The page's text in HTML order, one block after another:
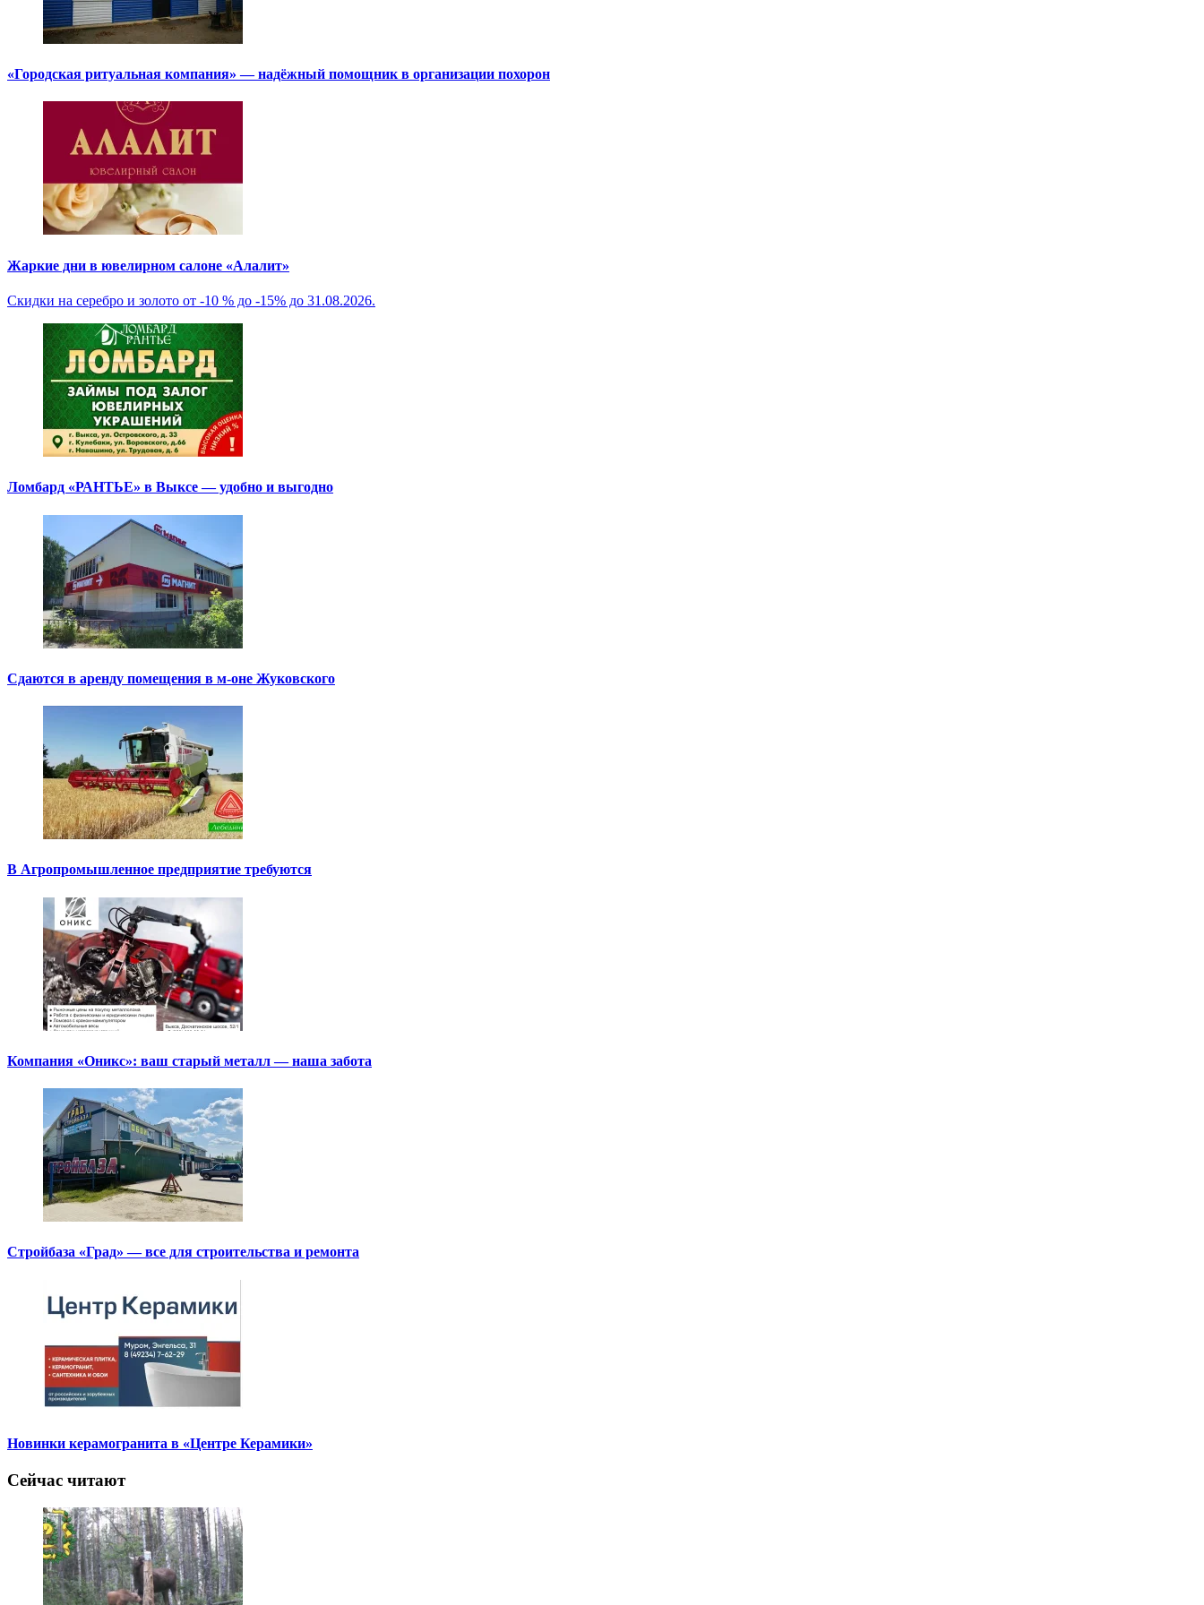
«Городская ритуальная компания» — надёжный помощник в организации похорон
Жаркие дни в ювелирном салоне «Алалит»
Скидки на серебро и золото от -10 % до -15% до 31.08.2026.
Ломбард «РАНТЬЕ» в Выксе — удобно и выгодно
Сдаются в аренду помещения в м-оне Жуковского
В Агропромышленное предприятие требуются
Компания «Оникс»: ваш старый металл — наша забота
Стройбаза «Град» — все для строительства и ремонта
Новинки керамогранита в «Центре Керамики»
Сейчас читают